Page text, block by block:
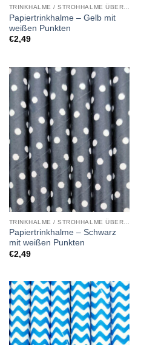
TRINKHALME / STROHHALME ÜBERSICHT
Papiertrinkhalme – Gelb mit
weißen Punkten
€2,49
Papiertrinkhalme – Schwarz
mit weißen Punkten
€2,49